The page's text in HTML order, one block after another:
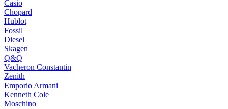
Casio
Chopard
Hublot
Fossil
Diesel
Skagen
Q&Q
Vacheron Constantin
Zenith
Emporio Armani
Kenneth Cole
Moschino